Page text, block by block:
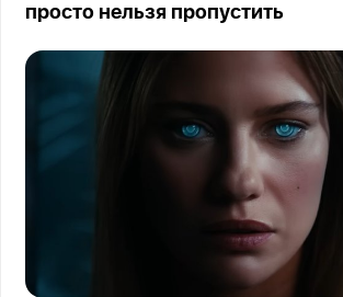
просто нельзя пропустить